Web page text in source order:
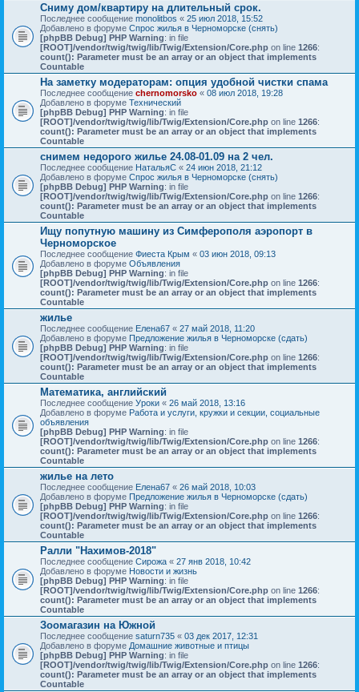
Сниму дом/квартиру на длительный срок.
Последнее сообщение monolitbos « 25 июл 2018, 15:52
Добавлено в форуме Спрос жилья в Черноморске (снять)
[phpBB Debug] PHP Warning: in file
[ROOT]/vendor/twig/twig/lib/Twig/Extension/Core.php on line 1266:
count(): Parameter must be an array or an object that implements
Countable
На заметку модераторам: опция удобной чистки спама
Последнее сообщение chernomorsko « 08 июл 2018, 19:28
Добавлено в форуме Технический
[phpBB Debug] PHP Warning: in file
[ROOT]/vendor/twig/twig/lib/Twig/Extension/Core.php on line 1266:
count(): Parameter must be an array or an object that implements
Countable
снимем недорого жилье 24.08-01.09 на 2 чел.
Последнее сообщение НатальяС « 24 июн 2018, 21:12
Добавлено в форуме Спрос жилья в Черноморске (снять)
[phpBB Debug] PHP Warning: in file
[ROOT]/vendor/twig/twig/lib/Twig/Extension/Core.php on line 1266:
count(): Parameter must be an array or an object that implements
Countable
Ищу попутную машину из Симферополя аэропорт в
Черноморское
Последнее сообщение Фиеста Крым « 03 июн 2018, 09:13
Добавлено в форуме Объявления
[phpBB Debug] PHP Warning: in file
[ROOT]/vendor/twig/twig/lib/Twig/Extension/Core.php on line 1266:
count(): Parameter must be an array or an object that implements
Countable
жилье
Последнее сообщение Елена67 « 27 май 2018, 11:20
Добавлено в форуме Предложение жилья в Черноморске (сдать)
[phpBB Debug] PHP Warning: in file
[ROOT]/vendor/twig/twig/lib/Twig/Extension/Core.php on line 1266:
count(): Parameter must be an array or an object that implements
Countable
Математика, английский
Последнее сообщение Уроки « 26 май 2018, 13:16
Добавлено в форуме Работа и услуги, кружки и секции, социальные
объявления
[phpBB Debug] PHP Warning: in file
[ROOT]/vendor/twig/twig/lib/Twig/Extension/Core.php on line 1266:
count(): Parameter must be an array or an object that implements
Countable
жилье на лето
Последнее сообщение Елена67 « 26 май 2018, 10:03
Добавлено в форуме Предложение жилья в Черноморске (сдать)
[phpBB Debug] PHP Warning: in file
[ROOT]/vendor/twig/twig/lib/Twig/Extension/Core.php on line 1266:
count(): Parameter must be an array or an object that implements
Countable
Ралли "Нахимов-2018"
Последнее сообщение Сирожа « 27 янв 2018, 10:42
Добавлено в форуме Новости и жизнь
[phpBB Debug] PHP Warning: in file
[ROOT]/vendor/twig/twig/lib/Twig/Extension/Core.php on line 1266:
count(): Parameter must be an array or an object that implements
Countable
Зоомагазин на Южной
Последнее сообщение saturn735 « 03 дек 2017, 12:31
Добавлено в форуме Домашние животные и птицы
[phpBB Debug] PHP Warning: in file
[ROOT]/vendor/twig/twig/lib/Twig/Extension/Core.php on line 1266:
count(): Parameter must be an array or an object that implements
Countable